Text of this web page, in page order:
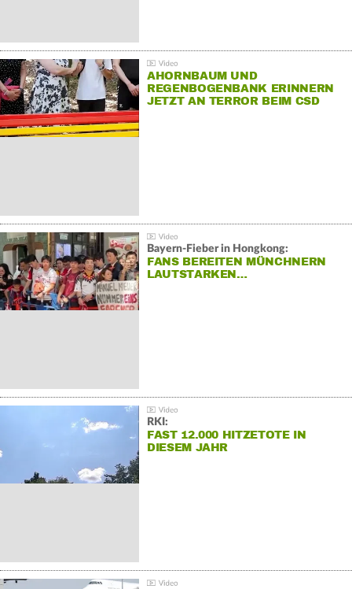
AHORNBAUM UND
REGENBOGENBANK ERINNERN
JETZT AN TERROR BEIM CSD
Bayern-Fieber in Hongkong:
FANS BEREITEN MÜNCHNERN
LAUTSTARKEN…
RKI:
FAST 12.000 HITZETOTE IN
DIESEM JAHR